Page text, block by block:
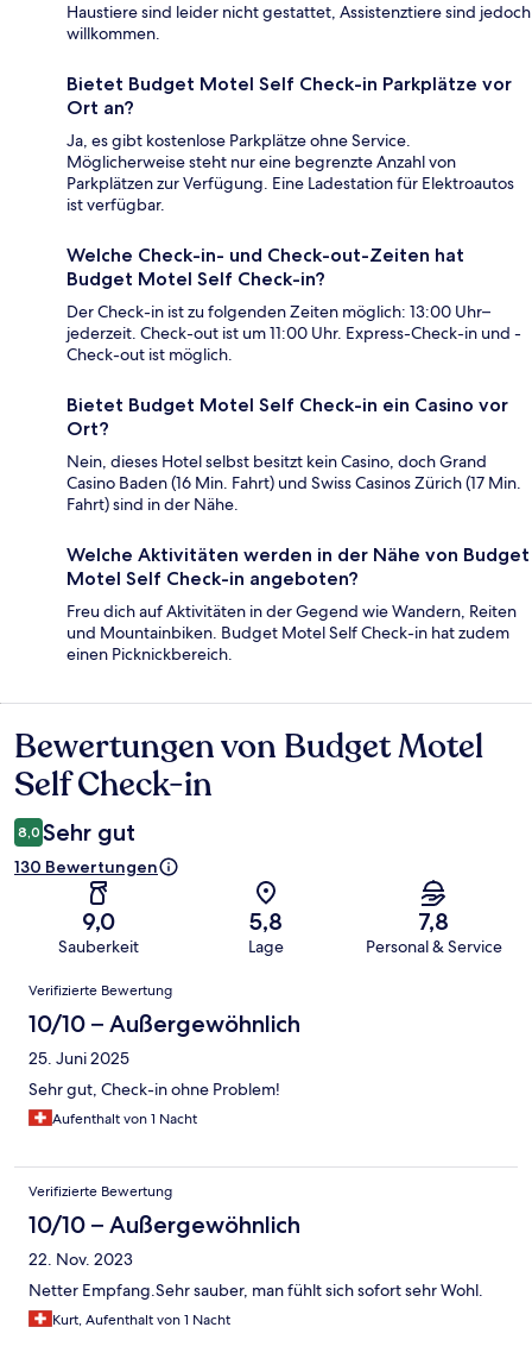
Haustiere sind leider nicht gestattet, Assistenztiere sind jedoch
willkommen.
Bietet Budget Motel Self Check-in Parkplätze vor
Ort an?
Ja, es gibt kostenlose Parkplätze ohne Service.
Möglicherweise steht nur eine begrenzte Anzahl von
Parkplätzen zur Verfügung. Eine Ladestation für Elektroautos
ist verfügbar.
Welche Check-in- und Check-out-Zeiten hat
Budget Motel Self Check-in?
Der Check-in ist zu folgenden Zeiten möglich: 13:00 Uhr–
jederzeit. Check-out ist um 11:00 Uhr. Express-Check-in und -
Check-out ist möglich.
Bietet Budget Motel Self Check-in ein Casino vor
Ort?
Nein, dieses Hotel selbst besitzt kein Casino, doch Grand
Casino Baden (16 Min. Fahrt) und Swiss Casinos Zürich (17 Min.
Fahrt) sind in der Nähe.
Welche Aktivitäten werden in der Nähe von Budget
Motel Self Check-in angeboten?
Freu dich auf Aktivitäten in der Gegend wie Wandern, Reiten
und Mountainbiken. Budget Motel Self Check-in hat zudem
einen Picknickbereich.
Bewertungen
Bewertungen von Budget Motel
Self Check-in
8,0 Sehr gut
130 Bewertungen
9,0
Sauberkeit
5,8
Lage
7,8
Personal & Service
Bewertungen
Verifizierte Bewertung
10/10 – Außergewöhnlich
25. Juni 2025
Sehr gut, Check-in ohne Problem!
Aufenthalt von 1 Nacht
Verifizierte Bewertung
10/10 – Außergewöhnlich
22. Nov. 2023
Netter Empfang.Sehr sauber, man fühlt sich sofort sehr Wohl.
Kurt, Aufenthalt von 1 Nacht